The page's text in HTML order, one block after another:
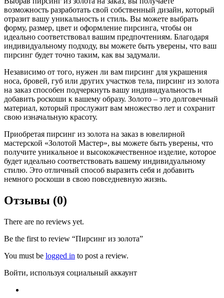
возможность разработать свой собственный дизайн, который
отразит вашу уникальность и стиль. Вы можете выбрать
форму, размер, цвет и оформление пирсинга, чтобы он
идеально соответствовал вашим предпочтениям. Благодаря
индивидуальному подходу, вы можете быть уверены, что ваш
пирсинг будет точно таким, как вы задумали.
Независимо от того, нужен ли вам пирсинг для украшения
носа, бровей, губ или других участков тела, пирсинг из золота
на заказ способен подчеркнуть вашу индивидуальность и
добавить роскоши к вашему образу. Золото – это долговечный
материал, который прослужит вам множество лет и сохранит
свою изначальную красоту.
Приобретая пирсинг из золота на заказ в ювелирной
мастерской «Золотой Мастер», вы можете быть уверены, что
получите уникальное и высококачественное изделие, которое
будет идеально соответствовать вашему индивидуальному
стилю. Это отличный способ выразить себя и добавить
немного роскоши в свою повседневную жизнь.
Отзывы (0)
There are no reviews yet.
Be the first to review “Пирсинг из золота”
You must be logged in to post a review.
Войти, используя социальный аккаунт